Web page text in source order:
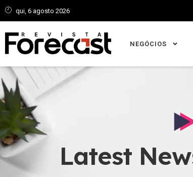
qui, 6 agosto 2026
NEGÓCIOS
Latest